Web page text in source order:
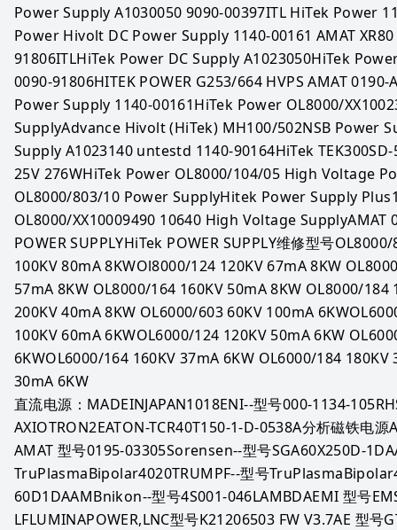
Power Supply A1030050 9090-00397ITL HiTek Power
Power Hivolt DC Power Supply 1140-00161 AMAT
91806ITLHiTek Power DC Supply A1023050HiTek
0090-91806HITEK POWER G253/664 HVPS AMAT
Power Supply 1140-00161HiTek Power OL8000/
SupplyAdvance Hivolt (HiTek) MH100/502NSB Power
Supply A1023140 untestd 1140-90164HiTek TEK300SD-
25V 276WHiTek Power OL8000/104/05 High Voltage
OL8000/803/10 Power SupplyHitek Power Supply
OL8000/XX10009490 10640 High Voltage SupplyAMAT
POWER SUPPLYHiTek POWER SUPPLY维修型号
100KV 80mA 8KWOl8000/124 120KV 67mA 8KW
57mA 8KW OL8000/164 160KV 50mA 8KW OL8000/
200KV 40mA 8KW OL6000/603 60KV 100mA
100KV 60mA 6KWOL6000/124 120KV 50mA 6KW
6KWOL6000/164 160KV 37mA 6KW OL6000/184
30mA 6KW
直流电源：MADEINJAPAN1018ENI--型号000-1134-
AXIOTRON2EATON-TCR40T150-1-D-0538A分析磁铁电
AMAT 型号0195-03305Sorensen--型号SGA60X250D-
TruPlasmaBipolar4020TRUMPF--型号
60D1DAAMBnikon--型号4S001-046LAMBDAEMI 型号
LFLUMINAPOWER,LNC型号K21206503 FW V3.7AE 型号